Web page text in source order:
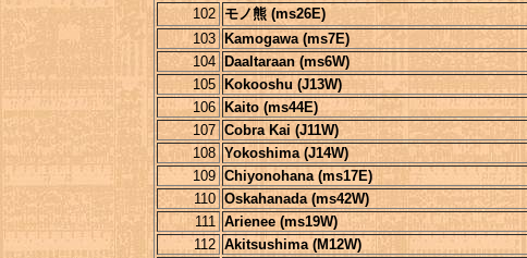
102 モノ熊 (ms26E)
103
Kamogawa (ms7E)
104
Daaltaraan (ms6W)
105
Kokooshu (J13W)
106
Kaito (ms44E)
107 Cobra Kai (J11W)
108 Yokoshima (J14W)
109 Chiyonohana (ms17E)
110 Oskahanada (ms42W)
111 Arienee (ms19W)
112 Akitsushima (M12W)